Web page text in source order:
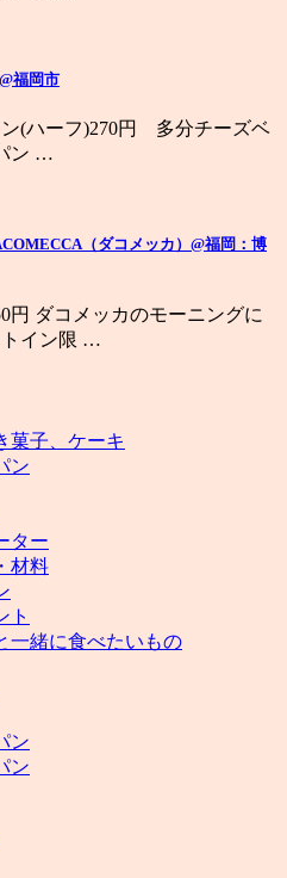
福岡市
(ハーフ)270円 多分チーズベ
ン …
（ダコメッカ）@福岡：博
円 ダコメッカのモーニングに
トイン限 …
菓子、ケーキ
ン
ター
材料
ト
一緒に食べたいもの
ン
ン